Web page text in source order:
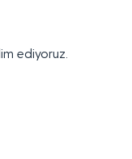
ediyoruz.